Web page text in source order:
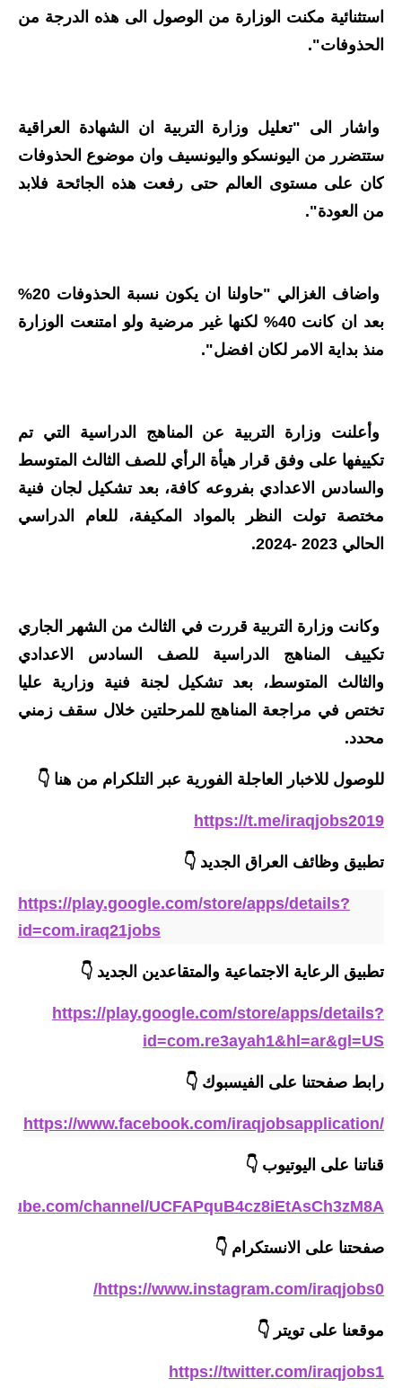
المرحلة الابتدائية
اسئلة وزارية
المرحلة الابتدائية
مرشحات
المرحلة الاعدادية
كتب مدرسية
المرحلة الابتدائية
ملازم دراسية
المرحلة الابتدائية
المرحلة المتوسطة
المرحلة الاعدادية
مواضيع انشاء
المرحلة الابتدائية
المرحلة المتوسطة
الجامعات
استثنائية مكنت الوزارة من الوصول الى هذه الدرجة من
الحذوفات".
واشار الى "تعليل وزارة التربية ان الشهادة العراقية
ستتضرر من اليونسكو واليونسيف وان موضوع الحذوفات
كان على مستوى العالم حتى رفعت هذه الجائحة فلابد
من العودة".
واضاف الغزالي "حاولنا ان يكون نسبة الحذوفات 20%
بعد ان كانت 40% لكنها غير مرضية ولو امتنعت الوزارة
منذ بداية الامر لكان افضل".
وأعلنت وزارة التربية عن المناهج الدراسية التي تم
تكييفها على وفق قرار هيأة الرأي للصف الثالث المتوسط
والسادس الاعدادي بفروعه كافة، بعد تشكيل لجان فنية
مختصة تولت النظر بالمواد المكيفة، للعام الدراسي
الحالي 2023 -2024.
وكانت وزارة التربية قررت في الثالث من الشهر الجاري
تكييف المناهج الدراسية للصف السادس الاعدادي
والثالث المتوسط، بعد تشكيل لجنة فنية وزارية عليا
تختص في مراجعة المناهج للمرحلتين خلال سقف زمني
محدد.
للوصول للاخبار العاجلة الفورية عبر التلكرام من هنا 👇
https://t.me/iraqjobs2019
تطبيق وظائف العراق الجديد 👇
https://play.google.com/store/apps/details?
id=com.iraq21jobs
تطبيق الرعاية الاجتماعية والمتقاعدين الجديد 👇
https://play.google.com/store/apps/details?
id=com.re3ayah1&hl=ar&gl=US
رابط صفحتنا على الفيسبوك 👇
https://www.facebook.com/iraqjobsapplication/
قناتنا على اليوتيوب 👇
channel/UCFAPquB4cz8iEtAsCh3zM8A
صفحتنا على الانستكرام 👇
https://www.instagram.com/iraqjobs0/
موقعنا على تويتر 👇
https://twitter.com/iraqjobs1